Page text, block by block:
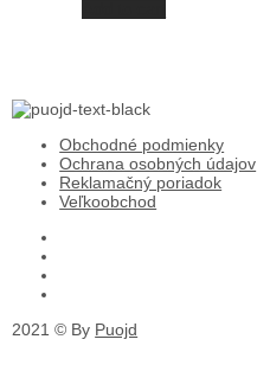
Obchodné podmienky
Ochrana osobných údajov
Reklamačný poriadok
Veľkoobchod
2021 © By Puojd